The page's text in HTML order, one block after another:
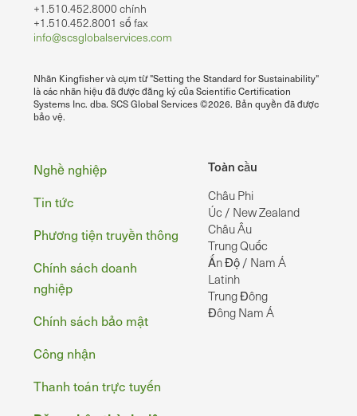
+1.510.452.8000 chính
+1.510.452.8001 số fax
info@scsglobalservices.com
Nhãn Kingfisher và cụm từ "Setting the Standard for Sustainability"
là các nhãn hiệu đã được đăng ký của Scientific Certification
Systems Inc. dba. SCS Global Services ©2026. Bản quyền đã được
bảo vệ.
Toàn cầu
Châu Phi
Úc / New Zealand
Châu Âu
Trung Quốc
Ấn Độ / Nam Á
Latinh
Trung Đông
Đông Nam Á
Chân
Nghề nghiệp
Tin tức
Phương tiện truyền thông
Chính sách doanh
nghiệp
Chính sách bảo mật
Công nhận
Thanh toán trực tuyến